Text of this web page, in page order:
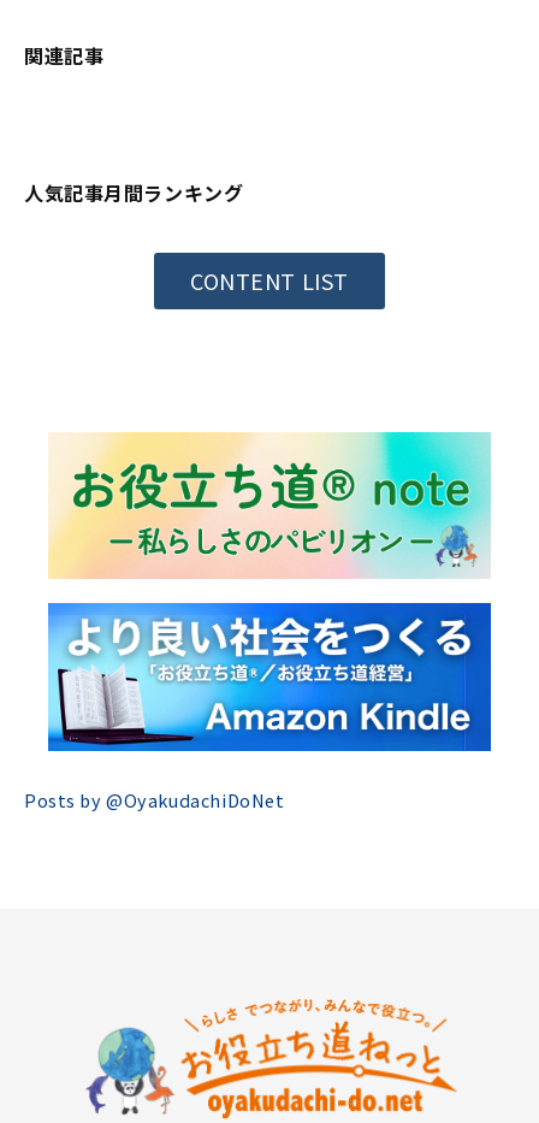
関連記事
人気記事月間ランキング
CONTENT LIST
Posts by @OyakudachiDoNet